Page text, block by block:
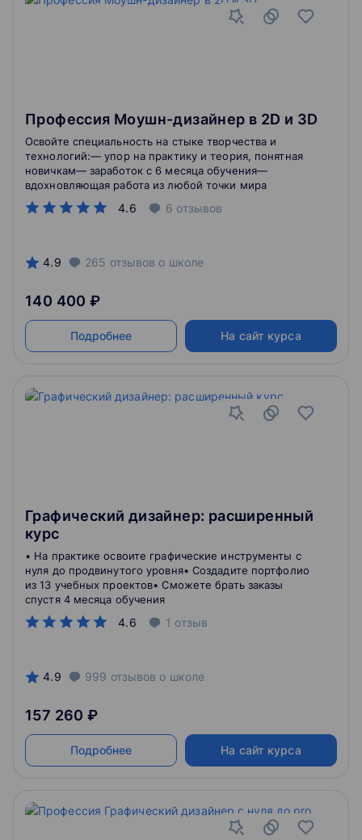
Профессия Моушн-дизайнер в 2D и 3D
4.6 6 отзывов
Освойте специальность на стыке творчества и
технологий:— упор на практику и теория, понятная
новичкам— заработок с 6 месяца обучения—
вдохновляющая работа из любой точки мира
4.9 265 отзывов о школе
140 400 ₽
Подробнее На сайт курса
Графический дизайнер: расширенный
курс
4.6 1 отзыв
• На практике освоите графические инструменты с
нуля до продвинутого уровня• Создадите портфолио
из 13 учебных проектов• Сможете брать заказы
спустя 4 месяца обучения
4.9 999 отзывов о школе
157 260 ₽
Подробнее На сайт курса